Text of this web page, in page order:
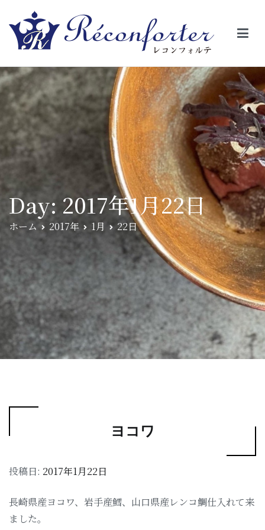
【レコンフォルテ】吹田・千里山/フレンチ（フラ
ンス料理）
絵の様に見える。そんな空間で、ゆっくり素材そのものの旨さを閉
じ込めたフレンチを・・・・・。
Day: 2017年1月22日
ホーム 2017年 1月 22日
ヨコワ
投稿日: 2017年1月22日
長崎県産ヨコワ、岩手産鱈、山口県産レンコ鯛仕入れて来
ました。